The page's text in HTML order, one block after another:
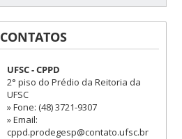
CONTATOS
UFSC - CPPD
2° piso do Prédio da Reitoria da
UFSC
» Fone: (48) 3721-9307
» Email:
cppd.prodegesp@contato.ufsc.br